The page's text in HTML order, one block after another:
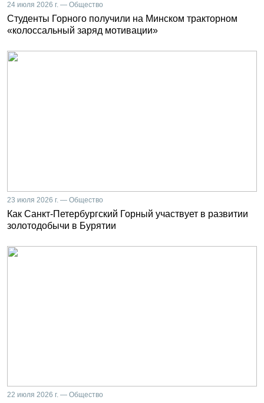
24 июля 2026 г. — Общество
Студенты Горного получили на Минском тракторном
«колоссальный заряд мотивации»
23 июля 2026 г. — Общество
Как Санкт-Петербургский Горный участвует в развитии
золотодобычи в Бурятии
22 июля 2026 г. — Общество